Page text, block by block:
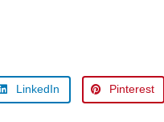
LinkedIn Pinterest